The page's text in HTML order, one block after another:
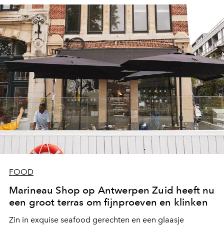
zoals we het graag hebben in de zomer.
FOOD
Marineau Shop op Antwerpen Zuid heeft nu
een groot terras om fijnproeven en klinken
Zin in exquise seafood gerechten en een glaasje